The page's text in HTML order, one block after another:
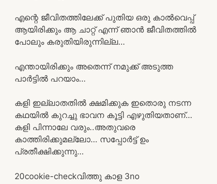
എന്റെ ജീവിതത്തിലേക്ക് പുതിയ ഒരു കാൽവെപ്പ്
ആയിരിക്കും ആ ചാറ്റ് എന്ന് ഞാൻ ജീവിതത്തിൽ
പോലും കരുതിയിരുന്നില്ല…
എന്തായിരിക്കും അതെന്ന് നമുക്ക് അടുത്ത
പാർട്ടിൽ പറയാം…
കളി ഇല്ലാതതിൽ ക്ഷമിക്കുക ഇതൊരു നടന്ന
കഥയിൽ കുറച്ചു ഭാവന കൂട്ടി എഴുതിയതാണ്…
കളി പിന്നാലേ വരും..അതുവരെ
കാത്തിരിക്കുമല്ലോ… സപ്പോർട്ട് ഉം
പ്രതീക്ഷിക്കുന്നു…
20cookie-checkവിത്തു കാള 3no